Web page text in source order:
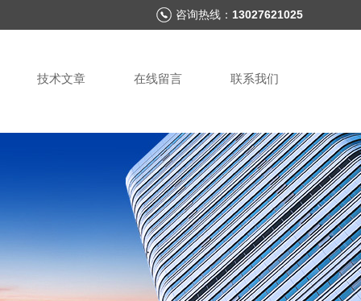
咨询热线： 13027621025
技术文章 在线留言 联系我们